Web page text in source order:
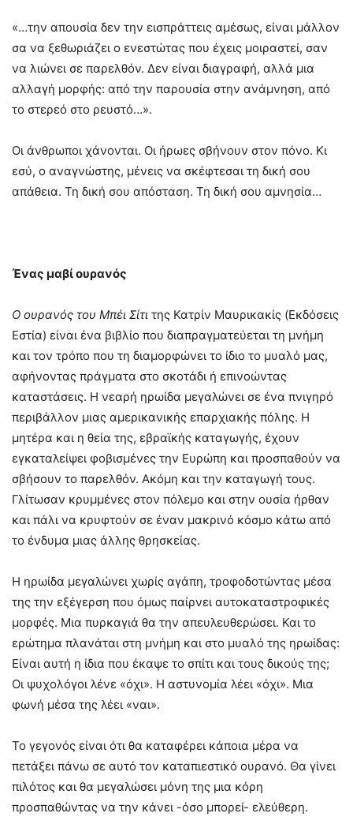
«…την απουσία δεν την εισπράττεις αμέσως, είναι μάλλον
σα να ξεθωριάζει ο ενεστώτας που έχεις μοιραστεί, σαν
να λιώνει σε παρελθόν. Δεν είναι διαγραφή, αλλά μια
αλλαγή μορφής: από την παρουσία στην ανάμνηση, από
το στερεό στο ρευστό…».
Οι άνθρωποι χάνονται. Οι ήρωες σβήνουν στον πόνο. Κι
εσύ, ο αναγνώστης, μένεις να σκέφτεσαι τη δική σου
απάθεια. Τη δική σου απόσταση. Τη δική σου αμνησία…
Ένας μαβί ουρανός
Ο ουρανός του Μπέι Σίτι της Κατρίν Μαυρικακίς (Eκδόσεις
Εστία) είναι ένα βιβλίο που διαπραγματεύεται τη μνήμη
και τον τρόπο που τη διαμορφώνει το ίδιο το μυαλό μας,
αφήνοντας πράγματα στο σκοτάδι ή επινοώντας
καταστάσεις. Η νεαρή ηρωίδα μεγαλώνει σε ένα πνιγηρό
περιβάλλον μιας αμερικανικής επαρχιακής πόλης. Η
μητέρα και η θεία της, εβραϊκής καταγωγής, έχουν
εγκαταλείψει φοβισμένες την Ευρώπη και προσπαθούν να
σβήσουν το παρελθόν. Ακόμη και την καταγωγή τους.
Γλίτωσαν κρυμμένες στον πόλεμο και στην ουσία ήρθαν
και πάλι να κρυφτούν σε έναν μακρινό κόσμο κάτω από
το ένδυμα μιας άλλης θρησκείας.
Η ηρωίδα μεγαλώνει χωρίς αγάπη, τροφοδοτώντας μέσα
της την εξέγερση που όμως παίρνει αυτοκαταστροφικές
μορφές. Μια πυρκαγιά θα την απευλευθερώσει. Και το
ερώτημα πλανάται στη μνήμη και στο μυαλό της ηρωίδας:
Είναι αυτή η ίδια που έκαψε το σπίτι και τους δικούς της;
Οι ψυχολόγοι λένε «όχι». Η αστυνομία λέει «όχι». Μια
φωνή μέσα της λέει «ναι».
Το γεγονός είναι ότι θα καταφέρει κάποια μέρα να
πετάξει πάνω σε αυτό τον καταπιεστικό ουρανό. Θα γίνει
πιλότος και θα μεγαλώσει μόνη της μια κόρη
προσπαθώντας να την κάνει -όσο μπορεί- ελεύθερη.